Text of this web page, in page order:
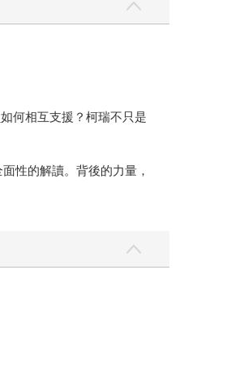
何相互支援？柯瑞不只是
性的解讀。背後的力量，